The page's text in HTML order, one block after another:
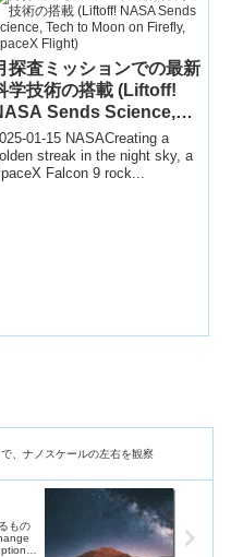
探査ミッションでの最新
学技術の搭載 (Liftoff!
Sends Science,
to Moon on Firefly,
Flight)
01-15 NASACreating a
streak in the night sky, a
Falcon 9 rock...
、ナノスケールの左右を観察
もの